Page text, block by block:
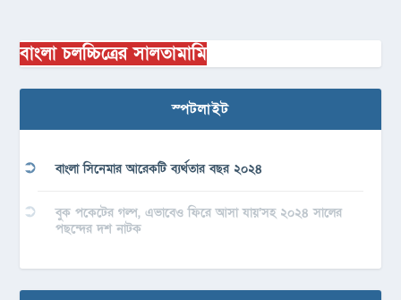
বাংলা চলচ্চিত্রের সালতামামি
স্পটলাইট
বাংলা সিনেমার আরেকটি ব্যর্থতার বছর ২০২৪
বুক পকেটের গল্প, এভাবেও ফিরে আসা যায়’সহ ২০২৪ সালের
পছন্দের দশ নাটক